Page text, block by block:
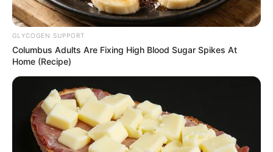
δρόμοι γεμίζουν με κόσμο που χειροκροτεί,
χαμογελά και θυμάται πως η ελευθερία και η
ενότητα κερδίζονται με θάρρος.
δίνουν έναν ιδιαίτερο ρυθμό στη μέρα, καθώς
όλοι συμμετέχουν με περηφάνια, άλλοι
φορώντας στολές, άλλοι κρατώντας σημαίες,
κι άλλοι απλώς παρακολουθώντας
GLYCOGEN SUPPORT
Columbus Adults Are Fixing High Blood Sugar Spikes At
Home (Recipe)